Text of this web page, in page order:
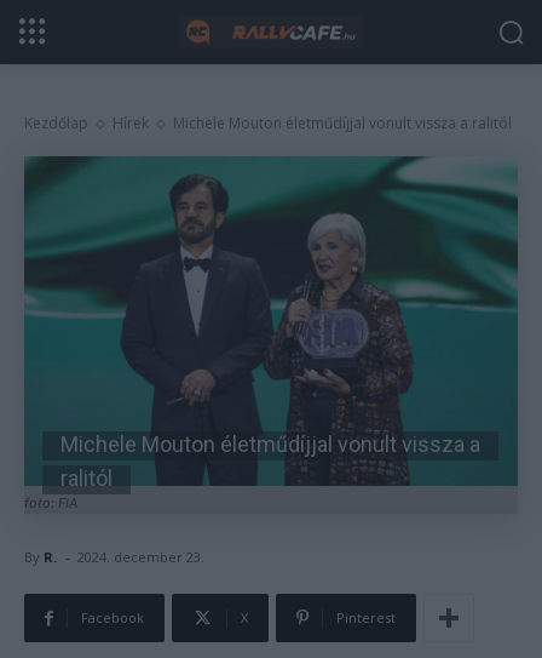
Kezdőlap Hírek Michele Mouton életműdíjjal vonult vissza a ralitól
foto: FIA
Michele Mouton életműdíjjal vonult vissza a
ralitól
By R. - 2024. december 23.
Facebook X Pinterest